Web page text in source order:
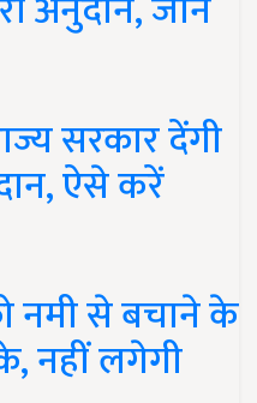
सरकार देंगी
ऐसे करें
नमी से बचाने के
नहीं लगेगी